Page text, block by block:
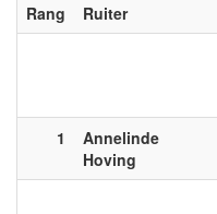
Rang
Ruiter
1
Annelinde
Hoving